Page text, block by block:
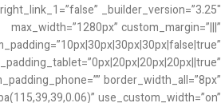
_builder_version=”3.25″
max_width=”1280px” custom_margin=”|||”
border_width_all=”8px”
use_custom_width=”on”